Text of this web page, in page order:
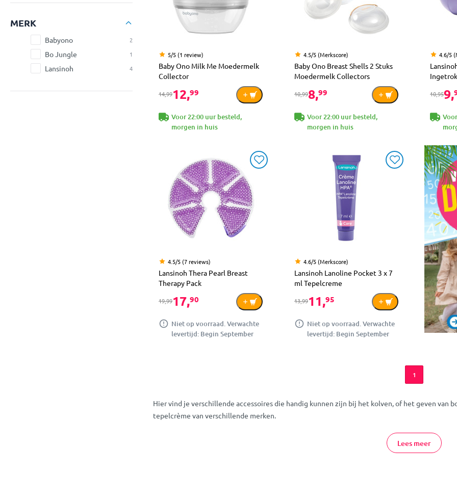
MERK
Babyono 2
Bo Jungle 1
Lansinoh 4
5/5 (1 review)
Baby Ono Milk Me Moedermelk
Collector
14,9912,99
Voor 22:00 uur besteld,
morgen in huis
4.5/5 (Merkscore)
Baby Ono Breast Shells 2 Stuks
Moedermelk Collectors
10,998,99
Voor 22:00 uur besteld,
morgen in huis
4.6/5
10,959,
4.5/5 (7 reviews)
Lansinoh Thera Pearl Breast
Therapy Pack
19,9917,90
Niet op voorraad. Verwachte
levertijd: Begin September
4.6/5 (Merkscore)
Lansinoh Lanoline Pocket 3 x 7
ml Tepelcreme
13,9911,95
Niet op voorraad. Verwachte
levertijd: Begin September
1
Hier vind je verschillende accessoires die handig kunnen zijn bij het kolven, of het geven
tepelcrème van verschillende merken.
Lees meer